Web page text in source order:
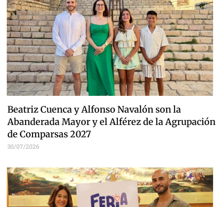
Beatriz Cuenca y Alfonso Navalón son la
Abanderada Mayor y el Alférez de la Agrupación
de Comparsas 2027
30/07/2026